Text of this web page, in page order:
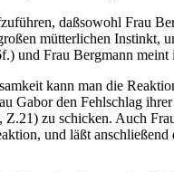
daßsowohl Frau
mütterlichen Instinkt,
und Frau Bergmann
kann man die
Gabor den Fehlschlag
Z.21) zu schicken. Auch
und läßt